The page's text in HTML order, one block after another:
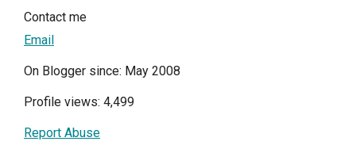
Contact me
Email
On Blogger since: May 2008
Profile views: 4,499
Report Abuse